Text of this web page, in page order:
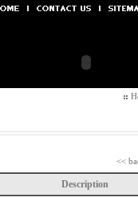
<<
Description